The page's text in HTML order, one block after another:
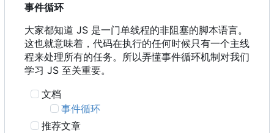
事件循环
大家都知道 JS 是一门单线程的非阻塞的脚本语言。
这也就意味着，代码在执行的任何时候只有一个主线
程来处理所有的任务。所以弄懂事件循环机制对我们
学习 JS 至关重要。
文档
事件循环
推荐文章